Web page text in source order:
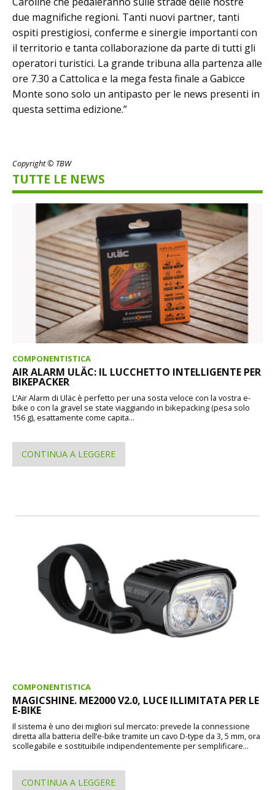
due magnifiche regioni. Tanti nuovi partner, tanti
ospiti prestigiosi, conferme e sinergie importanti con
il territorio e tanta collaborazione da parte di tutti gli
operatori turistici. La grande tribuna alla partenza alle
ore 7.30 a Cattolica e la mega festa finale a Gabicce
Monte sono solo un antipasto per le news presenti in
questa settima edizione.”
Copyright © TBW
TUTTE LE NEWS
COMPONENTISTICA
AIR ALARM ULÄC: IL LUCCHETTO INTELLIGENTE PER
BIKEPACKER
L’Air Alarm di Uläc è perfetto per una sosta veloce con la vostra e-
bike o con la gravel se state viaggiando in bikepacking (pesa solo
156 g), esattamente come capita...
CONTINUA A LEGGERE
COMPONENTISTICA
MAGICSHINE. ME2000 V2.0, LUCE ILLIMITATA PER LE
E-BIKE
Il sistema è uno dei migliori sul mercato: prevede la connessione
diretta alla batteria dell’e-bike tramite un cavo D-type da 3, 5 mm, ora
scollegabile e sostituibile indipendentemente per semplificare...
CONTINUA A LEGGERE